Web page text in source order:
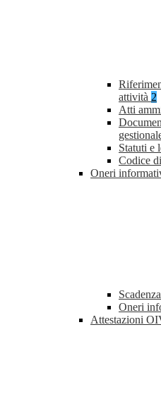
attività 2
Atti
Statuti e
Codice
Oneri
Oneri
Attestazioni